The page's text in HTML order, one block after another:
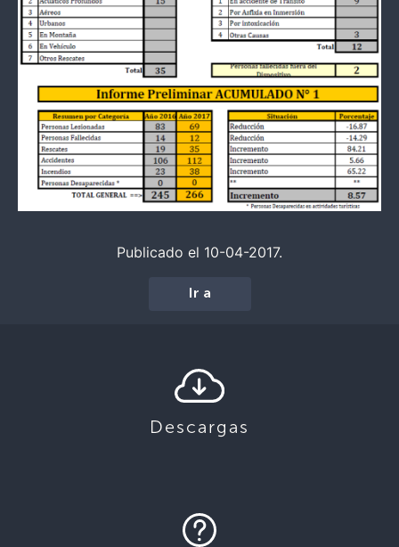
Publicado el 10-04-2017.
Ir a
Descargas